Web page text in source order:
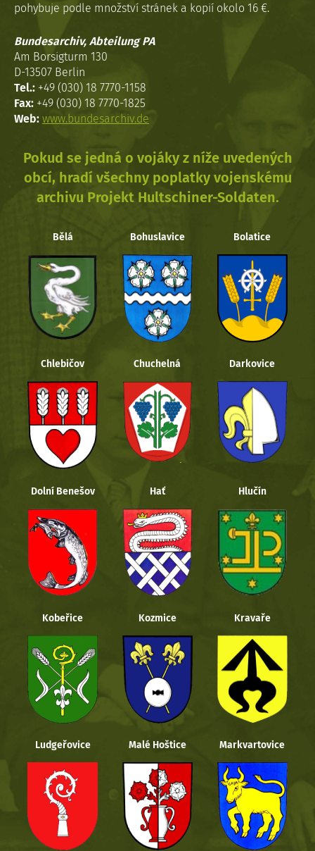
pohybuje podle množství stránek a kopií okolo 16 €.
Bundesarchiv, Abteilung PA
Am Borsigturm 130
D-13507 Berlin
Tel.: +49 (030) 18 7770-1158
Fax: +49 (030) 18 7770-1825
Web: www.bundesarchiv.de
Pokud se jedná o vojáky z níže uvedených
obcí, hradí všechny poplatky vojenskému
archivu Projekt Hultschiner-Soldaten.
Bělá Bohuslavice Bolatice
Chlebičov Chuchelná Darkovice
Dolní Benešov Hať Hlučín
Kobeřice Kozmice Kravaře
Ludgeřovice Malé Hoštice Markvartovice